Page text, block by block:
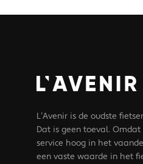
L’Avenir is de oudste
Dat is geen toeval.
service hoog in het
een vaste waarde in het